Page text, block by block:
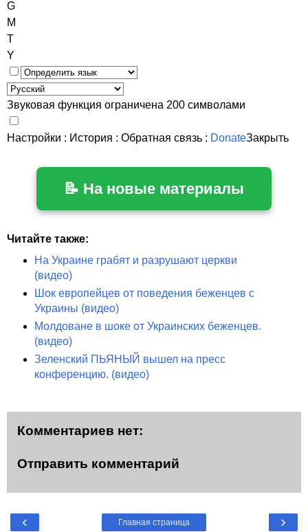
G
M
T
Y
Звуковая функция ограничена 200 символами
Настройки : История : Обратная связь : DonateЗакрыть
📝 На новые материалы
Читайте также:
На Украине грабят и разрушают церкви
(видео)
Шок европейцев от поведения беженцев с
Украины (видео)
Молдоване в шоке от Украинских беженцев.
(видео)
Зеленский ПЬЯНЫЙ вышел на пресс
конференцию. (видео)
Комментариев нет:
Отправить комментарий
‹ ›
Главная страница